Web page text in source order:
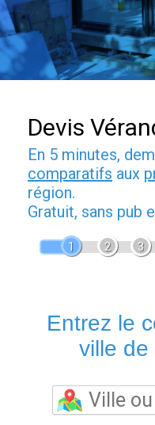
Devis
En 5 minutes,
comparatifs aux
région.
Gratuit, sans pub
1 2 3
Entrez le
ville de